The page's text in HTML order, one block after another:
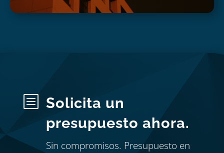
b
Solicita un
presupuesto ahora.
Sin compromisos. Presupuesto en